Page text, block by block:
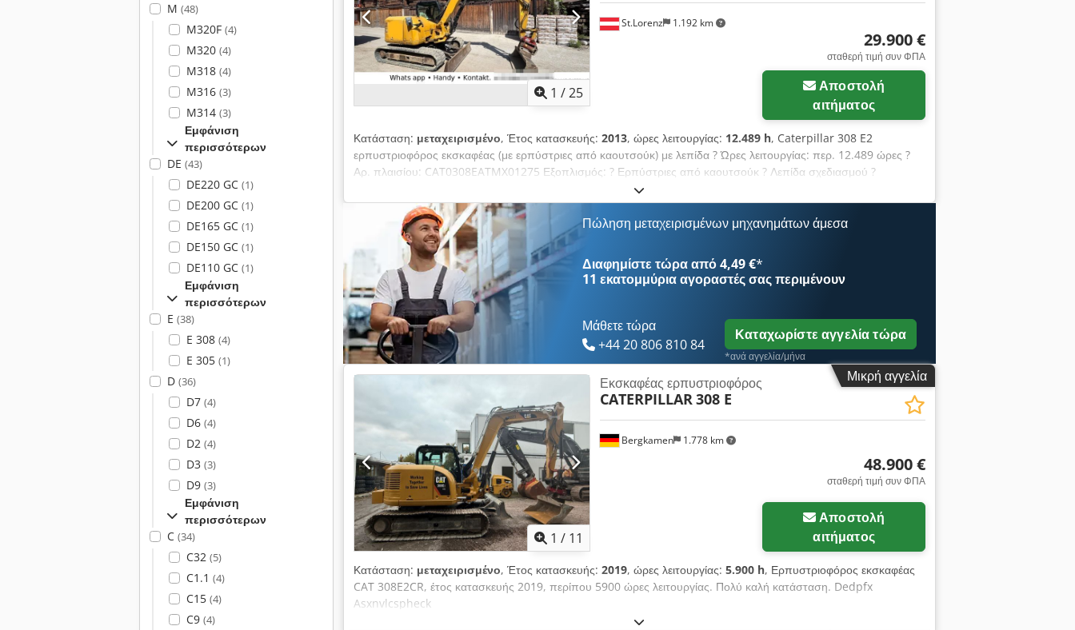
M (48)
M320F (4)
M320 (4)
M318 (4)
M316 (3)
M314 (3)
Εμφάνιση
περισσότερων
DE (43)
DE220 GC (1)
DE200 GC (1)
DE165 GC (1)
DE150 GC (1)
DE110 GC (1)
Εμφάνιση
περισσότερων
E (38)
E 308 (4)
E 305 (1)
D (36)
D7 (4)
D6 (4)
D2 (4)
D3 (3)
D9 (3)
Εμφάνιση
περισσότερων
C (34)
C32 (5)
C1.1 (4)
C15 (4)
C9 (4)
1 /25
St.Lorenz 1.192 km
29.900 €
σταθερή τιμή συν ΦΠΑ
Αποστολή
αιτήματος
Κατάσταση: μεταχειρισμένο, Έτος κατασκευής: 2013, ώρες λειτουργίας: 12.489 h, Caterpillar 308 E2
ερπυστριοφόρος εκσκαφέας (με ερπύστριες από καουτσούκ) με λεπίδα ? Ώρες λειτουργίας: περ. 12.489 ώρες ?
Αρ. πλαισίου: CAT0308EATMX01275 Εξοπλισμός: ? Ερπύστριες από καουτσούκ ? Λεπίδα σχεδιασμού ?
Ταχυσύνδεσμος ? Powertilt ? 4 κουβάδες συμπεριλαμβάνονται ? Έτος κατασκευής: 2013 Βάρος: ? Λειτουργικό
βάρος: περ. 8.300 kg Dedpoy I Ibfofx Apheck Καθαρή τιμή* Όλα τα στοιχεία χωρίς εγγύηση Τηλ.: καλέστε
(Επαφή · Τηλέφωνο · Κινητό · WhatsApp)
Πώληση μεταχειρισμένων μηχανημάτων άμεσα
Διαφημίστε τώρα από 4,49 €*
11 εκατομμύρια αγοραστέςσας περιμένουν
Μάθετε τώρα
+44 20 806 810 84
Καταχωρίστε αγγελία τώρα
*ανά αγγελία/μήνα
Μικρή αγγελία
1 / 11
Bergkamen 1.778 km
Εκσκαφέας ερπυστριοφόρος
CATERPILLAR308 E
48.900 €
σταθερή τιμή συν ΦΠΑ
Αποστολή
αιτήματος
Κατάσταση: μεταχειρισμένο, Έτος κατασκευής: 2019, ώρες λειτουργίας: 5.900 h, Ερπυστριοφόρος εκσκαφέας
CAT 308E2CR, έτος κατασκευής 2019, περίπου 5900 ώρες λειτουργίας. Πολύ καλή κατάσταση. Dedpfx
Asxnvlcspheck